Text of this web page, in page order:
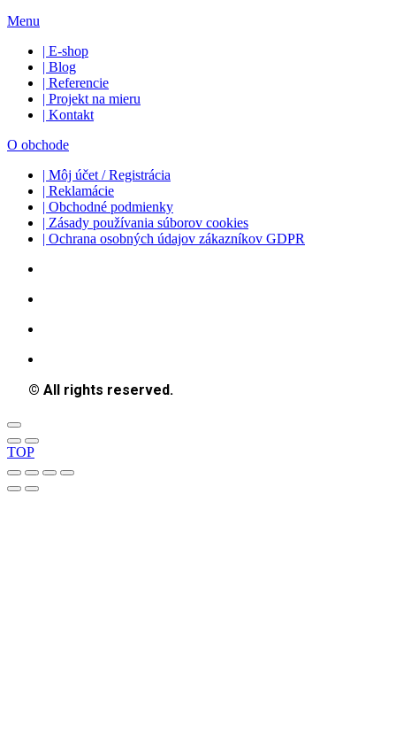
Menu
| E-shop
| Blog
| Referencie
| Projekt na mieru
| Kontakt
O obchode
| Môj účet / Registrácia
| Reklamácie
| Obchodné podmienky
| Zásady používania súborov cookies
| Ochrana osobných údajov zákazníkov GDPR
© All rights reserved.
TOP